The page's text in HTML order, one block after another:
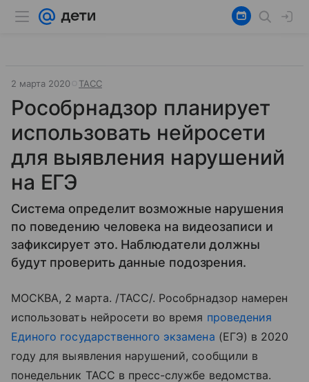
2 марта 2020 ТАСС
Рособрнадзор планирует
использовать нейросети
для выявления нарушений
на ЕГЭ
Система определит возможные нарушения
по поведению человека на видеозаписи и
зафиксирует это. Наблюдатели должны
будут проверить данные подозрения.
МОСКВА, 2 марта. /ТАСС/. Рособрнадзор намерен
использовать нейросети во время проведения
Единого государственного экзамена (ЕГЭ) в 2020
году для выявления нарушений, сообщили в
понедельник ТАСС в пресс-службе ведомства.